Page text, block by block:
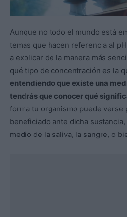
Aunque no todo el mundo está
temas que hacen referencia al
a explicar de la manera más
qué tipo de concentración es la
entendiendo que existe una
tendrás que conocer qué
forma tu organismo puede verse
beneficiado ante dicha
medio de la saliva, la sangre, o